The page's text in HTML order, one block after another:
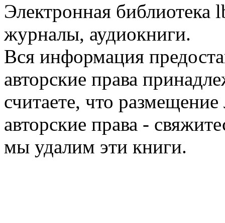
Электронная библиотека
журналы, аудиокниги.
Вся информация
авторские права
считаете, что
авторские права -
мы удалим эти книги.